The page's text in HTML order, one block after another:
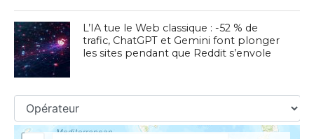
L’IA tue le Web classique : -52 % de
trafic, ChatGPT et Gemini font plonger
les sites pendant que Reddit s’envole